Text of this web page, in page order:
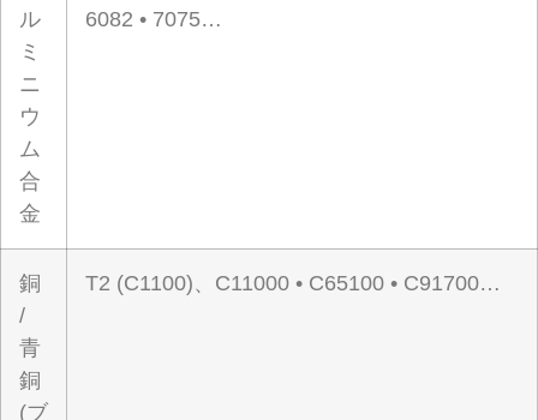
ル
ミ
ニ
ウ
ム
合
金
6082 • 7075…
銅
/
青
銅
(ブ
T2 (C1100)、C11000 • C65100 • C91700…